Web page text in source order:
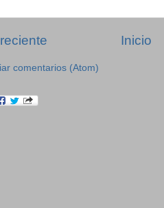
Inicio
comentarios (Atom)